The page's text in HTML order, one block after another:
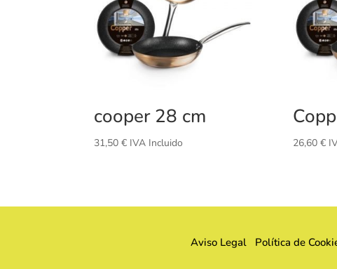
cooper 28 cm
31,50€ IVA Incluido 26,60 €
Aviso Legal Política de